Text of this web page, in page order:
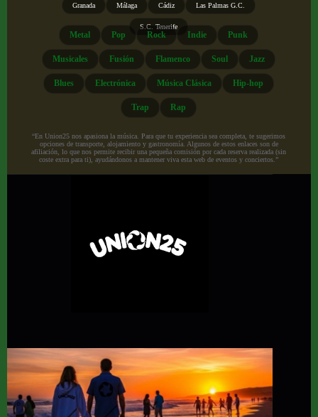
Granada Málaga Cádiz Las Palmas G.C.
S.C. Tenerife
Metal Pop Rock Indie Punk
Musicales Fusión Flamenco Soul Jazz
Blues Electrónica Música Clásica Hip-hop
Trap Rap
“En Union25 nos apasiona la música. Para que tu experiencia sea completa, te sugerimos
opciones de transporte, alojamiento y gastronomía. Algunos de estos enlaces son de
afiliación, lo que nos permite recibir una pequeña comisión por cada reserva realizada (sin
coste extra para ti), ayudándonos a mantener viva esta web de eventos y conciertos.”